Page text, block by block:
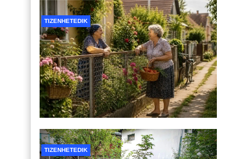
TIZENHETEDIK
TIZENHETEDIK